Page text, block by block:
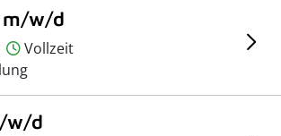
m/w/d
Vollzeit
w/d